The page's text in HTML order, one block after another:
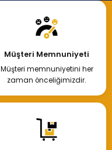
Müşteri Memnuniyeti
Müşteri memnuniyetini her
zaman önceliğimizdir.